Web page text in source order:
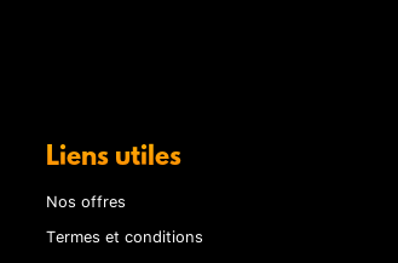
Liens utiles
Nos offres
Termes et conditions